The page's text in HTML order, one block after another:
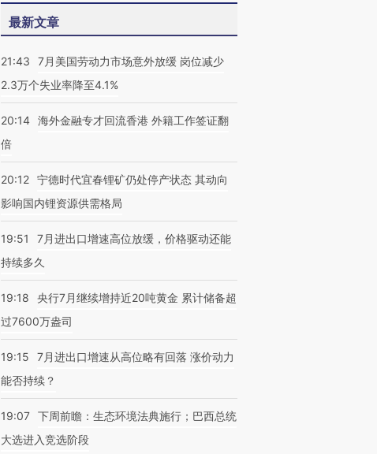
最新文章
21:43
7月美国劳动力市场意外放缓 岗位减少
2.3万个失业率降至4.1%
20:14 海外金融专才回流香港 外籍工作签证翻
倍
20:12 宁德时代宜春锂矿仍处停产状态 其动向
影响国内锂资源供需格局
19:51
7月进出口增速高位放缓，价格驱动还能
持续多久
19:18
央行7月继续增持近20吨黄金 累计储备超
过7600万盎司
19:15
7月进出口增速从高位略有回落 涨价动力
能否持续？
19:07 下周前瞻：生态环境法典施行；巴西总统
大选进入竞选阶段